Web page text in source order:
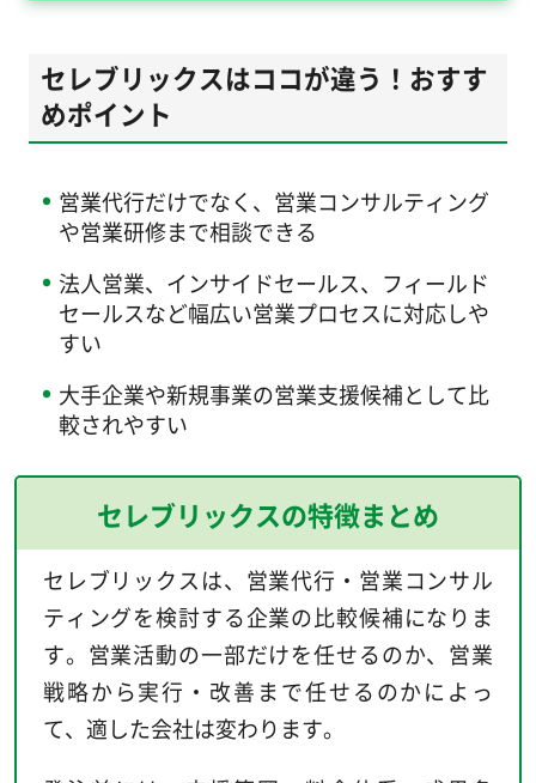
セレブリックスはココが違う！おすす
めポイント
営業代行だけでなく、営業コンサルティング
や営業研修まで相談できる
法人営業、インサイドセールス、フィールド
セールスなど幅広い営業プロセスに対応しや
すい
大手企業や新規事業の営業支援候補として比
較されやすい
セレブリックスの特徴まとめ
セレブリックスは、営業代行・営業コンサル
ティングを検討する企業の比較候補になりま
す。営業活動の一部だけを任せるのか、営業
戦略から実行・改善まで任せるのかによっ
て、適した会社は変わります。